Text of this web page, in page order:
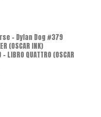
- Dylan Dog #379
(OSCAR INK)
LIBRO QUATTRO (OSCAR